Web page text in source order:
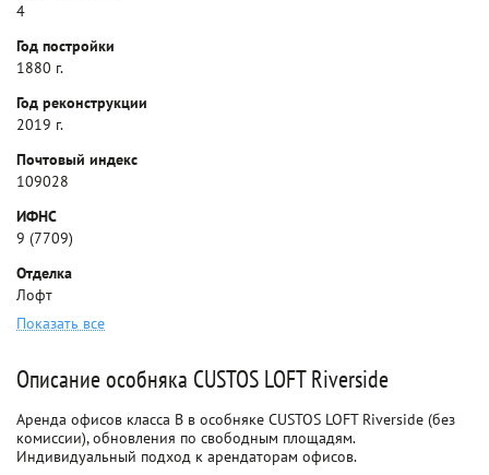
4
Год постройки
1880 г.
Год реконструкции
2019 г.
Почтовый индекс
109028
ИФНС
9 (7709)
Отделка
Лофт
Показать все
Описание особняка CUSTOS LOFT Riverside
Аренда офисов класса B в особняке CUSTOS LOFT Riverside (без
комиссии), обновления по свободным площадям.
Индивидуальный подход к арендаторам офисов.